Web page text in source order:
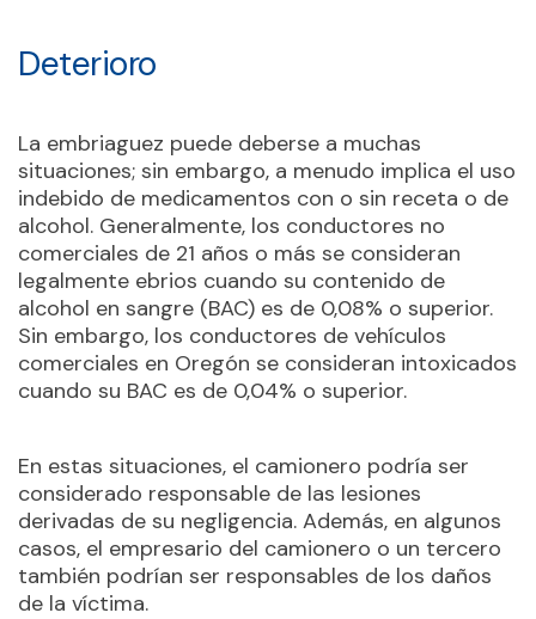
Deterioro
La embriaguez puede deberse a muchas
situaciones; sin embargo, a menudo implica el uso
indebido de medicamentos con o sin receta o de
alcohol. Generalmente, los conductores no
comerciales de 21 años o más se consideran
legalmente ebrios cuando su contenido de
alcohol en sangre (BAC) es de 0,08% o superior.
Sin embargo, los conductores de vehículos
comerciales en Oregón se consideran intoxicados
cuando su BAC es de 0,04% o superior.
En estas situaciones, el camionero podría ser
considerado responsable de las lesiones
derivadas de su negligencia. Además, en algunos
casos, el empresario del camionero o un tercero
también podrían ser responsables de los daños
de la víctima.